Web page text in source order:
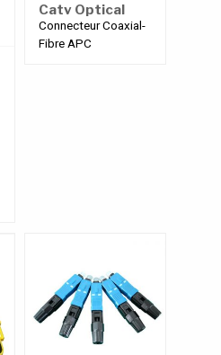
Catv Optical
Receiver
Connecteur Coaxial-
Fibre APC